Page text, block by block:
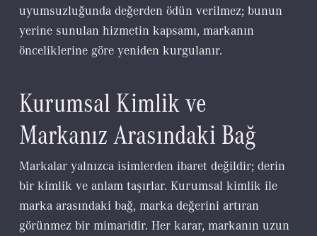
uyumsuzluğunda değerden ödün verilmez; bunun
yerine sunulan hizmetin kapsamı, markanın
önceliklerine göre yeniden kurgulanır.
Kurumsal Kimlik ve
Markanız Arasındaki Bağ
Markalar yalnızca isimlerden ibaret değildir; derin
bir kimlik ve anlam taşırlar. Kurumsal kimlik ile
marka arasındaki bağ, marka değerini artıran
görünmez bir mimaridir. Her karar, markanın uzun